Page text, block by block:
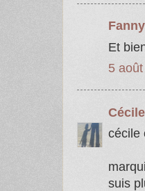
Fanny
Et
5
Cécile
cécile
suis